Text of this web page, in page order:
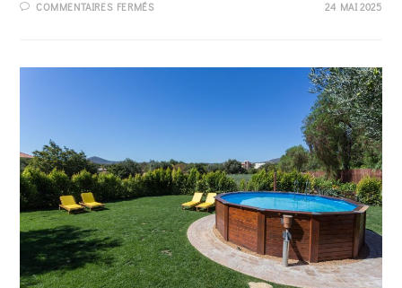
COMMENTAIRES FERMÉSSUR
TAILLE
24 MAI 2025